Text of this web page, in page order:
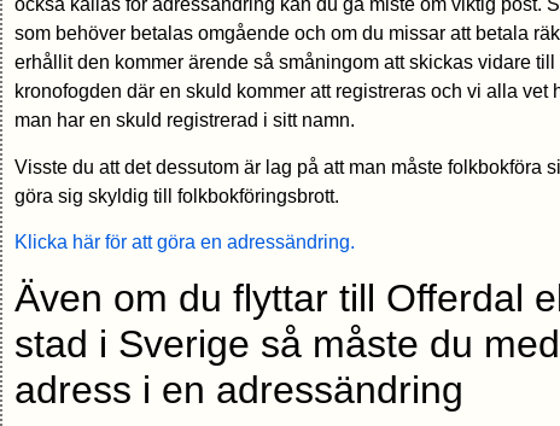
också kallas för adressändring kan du gå miste om viktig post.
som behöver betalas omgående och om du missar att betala
erhållit den kommer ärende så småningom att skickas vidare till
kronofogden där en skuld kommer att registreras och vi alla vet
man har en skuld registrerad i sitt namn.
Visste du att det dessutom är lag på att man måste folkbokföra
göra sig skyldig till folkbokföringsbrott.
Klicka här för att göra en adressändring.
Även om du flyttar till Offerdal
stad i Sverige så måste du
adress i en adressändring